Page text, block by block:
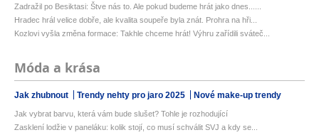
Zadražil po Besiktasi: Štve nás to. Ale pokud budeme hrát jako dnes......
Hradec hrál velice dobře, ale kvalita soupeře byla znát. Prohra na hři...
Kozlovi vyšla změna formace: Takhle chceme hrát! Výhru zařídili sváteč...
Móda a krása
Jak zhubnout Trendy nehty pro jaro 2025 Nové make-up trendy
Jak vybrat barvu, která vám bude slušet? Tohle je rozhodující
Zasklení lodžie v paneláku: kolik stojí, co musí schválit SVJ a kdy se...